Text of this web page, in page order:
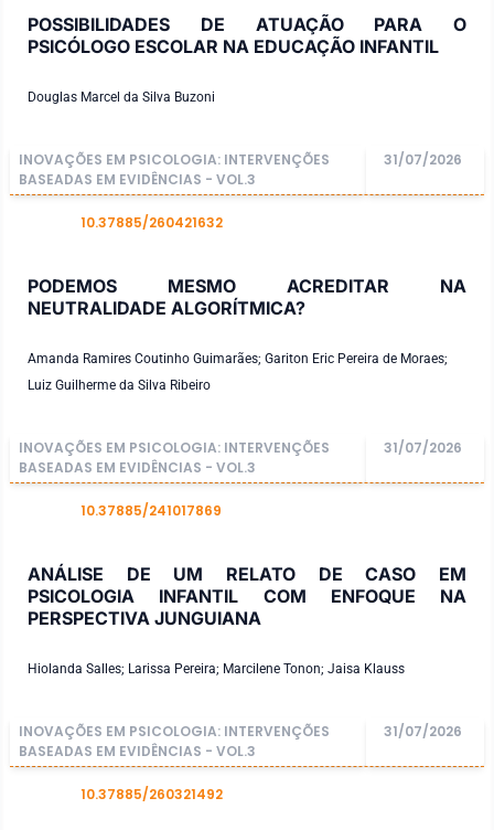
POSSIBILIDADES DE ATUAÇÃO PARA O
PSICÓLOGO ESCOLAR NA EDUCAÇÃO INFANTIL
Douglas Marcel da Silva Buzoni
INOVAÇÕES EM PSICOLOGIA: INTERVENÇÕES
BASEADAS EM EVIDÊNCIAS - VOL.3
31/07/2026
10.37885/260421632
PODEMOS MESMO ACREDITAR NA
NEUTRALIDADE ALGORÍTMICA?
Amanda Ramires Coutinho Guimarães; Gariton Eric Pereira de Moraes;
Luiz Guilherme da Silva Ribeiro
INOVAÇÕES EM PSICOLOGIA: INTERVENÇÕES
BASEADAS EM EVIDÊNCIAS - VOL.3
31/07/2026
10.37885/241017869
ANÁLISE DE UM RELATO DE CASO EM
PSICOLOGIA INFANTIL COM ENFOQUE NA
PERSPECTIVA JUNGUIANA
Hiolanda Salles; Larissa Pereira; Marcilene Tonon; Jaisa Klauss
INOVAÇÕES EM PSICOLOGIA: INTERVENÇÕES
BASEADAS EM EVIDÊNCIAS - VOL.3
31/07/2026
10.37885/260321492